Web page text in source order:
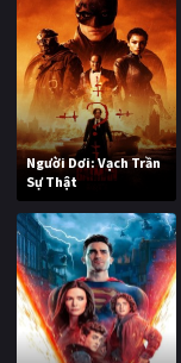
Người Dơi: Vạch Trần
Sự Thật